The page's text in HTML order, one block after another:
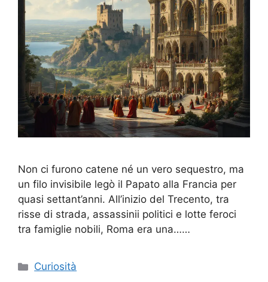
Non ci furono catene né un vero sequestro, ma
un filo invisibile legò il Papato alla Francia per
quasi settant’anni. All’inizio del Trecento, tra
risse di strada, assassinii politici e lotte feroci
tra famiglie nobili, Roma era una……
Categorie
Curiosità